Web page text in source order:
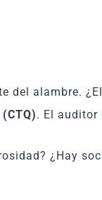
alambre.
. El auditor
¿Hay